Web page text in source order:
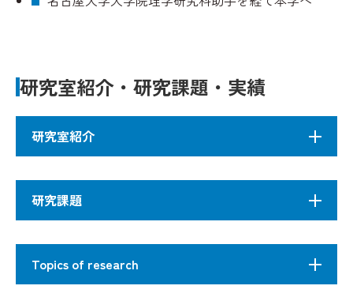
研究室紹介・研究課題・実績
研究室紹介
生物情報解析学研究室
能 #バーチャルリアリティ
研究課題
タンパク質は様々な生命現象を担う重要な分子で
あり、実験的手法の発展によって多くのタンパク
質の構造や機能が明らかにされてきています。一
Topics of research